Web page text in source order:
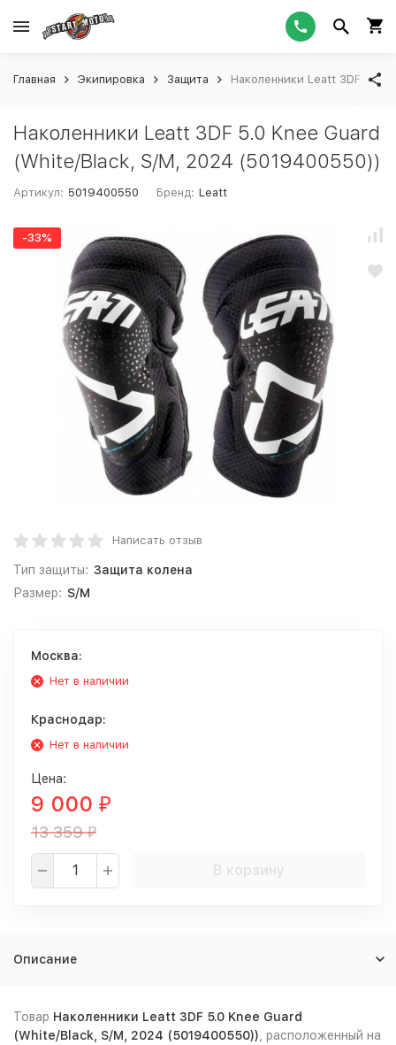
Главная Экипировка Защита Наколенники Leatt 3DF 5.0
Наколенники Leatt 3DF 5.0 Knee Guard
(White/Black, S/M, 2024 (5019400550))
Артикул: 5019400550 Бренд: Leatt
-33%
Написать отзыв
Тип защиты: Защита колена
Размер: S/M
Москва:
Нет в наличии
Краснодар:
Нет в наличии
Цена:
9 000 ₽
13 359₽
В корзину
Описание
Товар Наколенники Leatt 3DF 5.0 Knee Guard
(White/Black, S/M, 2024 (5019400550)) , расположенный на